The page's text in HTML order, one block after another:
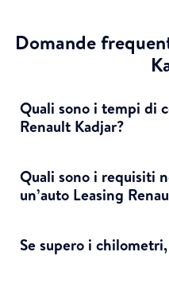
Domande
Quali sono i tempi di
Renault Kadjar?
Quali sono i requisiti
un’auto Leasing
Se supero i